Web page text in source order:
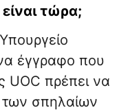
τώρα;
έγγραφο που
UOC πρέπει να
σπηλαίων